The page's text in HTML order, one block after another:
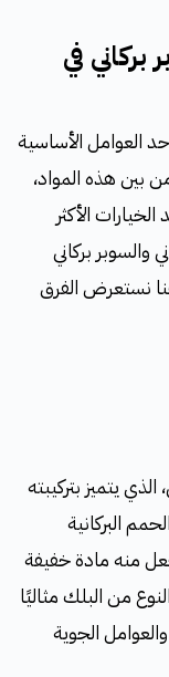
بركاني في
العوامل الأساسية
بين هذه المواد،
الأكثر
والسوبر بركاني
نستعرض الفرق
يتميز بتركيبته
البركانية
منه مادة خفيفة
من البلك مثاليًا
الجوية